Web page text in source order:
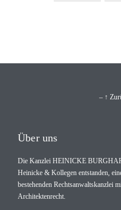
– ↑
Über uns
Die Kanzlei HEINICKE
Heinicke & Kollegen entstanden,
bestehenden Rechtsanwaltskanzlei
Architektenrecht.